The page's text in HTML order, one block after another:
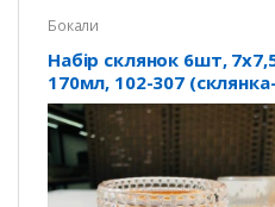
Бокали
Набір склянок 6шт,
170мл, 102-307